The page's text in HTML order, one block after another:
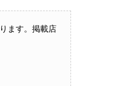
ます。掲載店